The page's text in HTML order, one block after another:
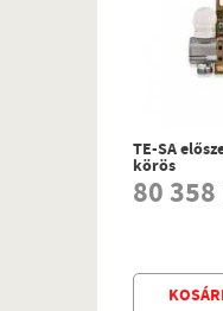
TE-SA
körös
80